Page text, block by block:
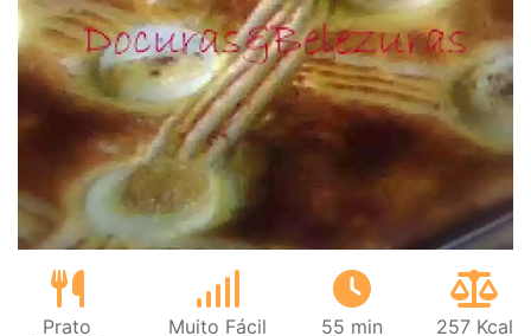
Prato
Muito Fácil 55 min 257 Kcal